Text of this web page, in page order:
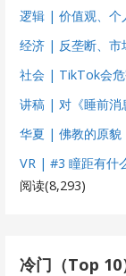
逻辑 | 价值观、个
经济 | 反垄断、市
社会 | TikTok会
讲稿 | 对《睡前消
华夏 | 佛教的原貌
VR | #3 瞳距有什
阅读(8,293)
冷门（Top 10